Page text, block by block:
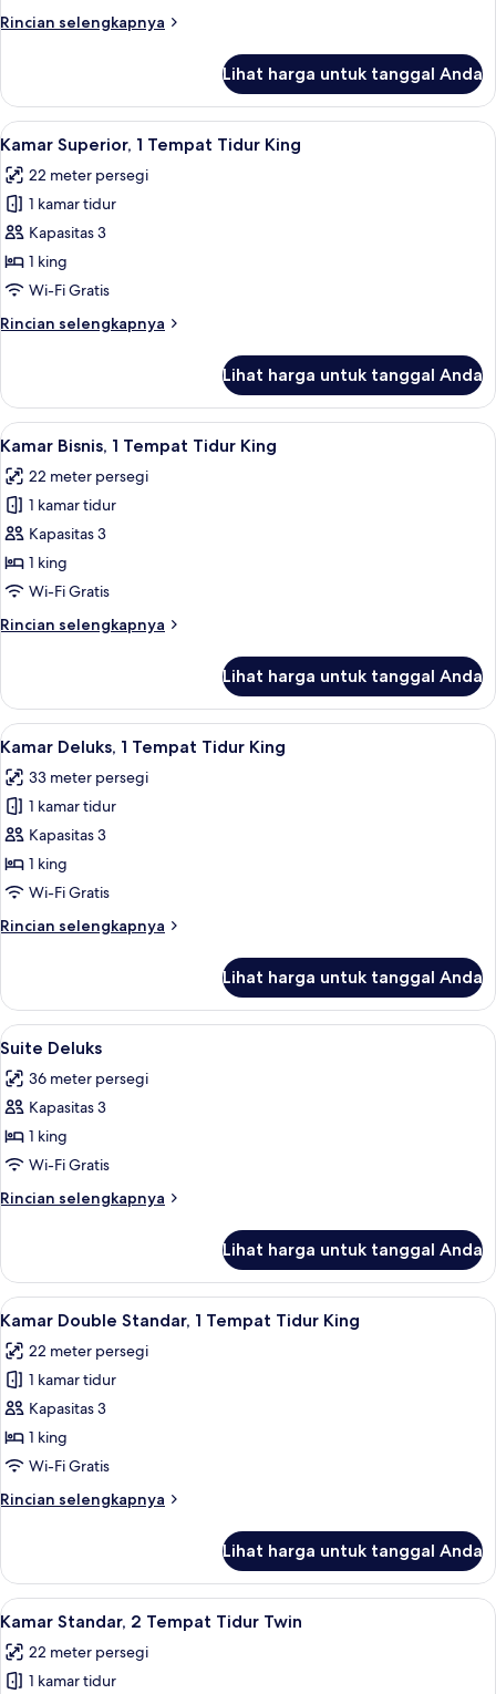
Tidur
Rincian selengkapnya
Rincian
Kamar
Superior,
2
Tidur
Twin
Lihat harga untuk tanggal Anda
Lihat
semua
foto
untuk
Kamar
Superior,
1
Tidur
Minibar, brankas, meja kerja, dan
4
Kamar Superior, 1 Tempat Tidur King
22 meter persegi
1 kamar tidur
Kapasitas 3
1 king
Wi-Fi Gratis
Rincian selengkapnya
Rincian
Kamar
Superior,
1
Tidur
King
Lihat harga untuk tanggal Anda
Lihat
semua
foto
untuk
Kamar
Bisnis,
1
Tidur
Kamar Bisnis, 1 Tempat Tidur King |
4
Kamar Bisnis, 1 Tempat Tidur King
22 meter persegi
1 kamar tidur
Kapasitas 3
1 king
Wi-Fi Gratis
Rincian selengkapnya
Rincian
Kamar
Bisnis,
1
Tidur
King
Lihat harga untuk tanggal Anda
Lihat
semua
foto
untuk
Kamar
Deluks,
1
Tidur
Kamar Deluks, 1 Tempat Tidur King |
6
Kamar Deluks, 1 Tempat Tidur King
33 meter persegi
1 kamar tidur
Kapasitas 3
1 king
Wi-Fi Gratis
Rincian selengkapnya
Rincian
Kamar
Deluks,
1
Tidur
King
Lihat harga untuk tanggal Anda
Lihat
semua
foto
untuk
Suite
Deluks
Suite Deluks | Minibar, brankas,
4
Suite Deluks
36 meter persegi
Kapasitas 3
1 king
Wi-Fi Gratis
Rincian selengkapnya
Rincian
Suite
Deluks
Lihat harga untuk tanggal Anda
Lihat
semua
foto
untuk
Kamar
Double
Standar,
Tempat
Kamar Double Standar, 1 Tempat
5
Kamar Double Standar, 1 Tempat Tidur King
22 meter persegi
1 kamar tidur
Kapasitas 3
1 king
Wi-Fi Gratis
Rincian selengkapnya
Rincian
Kamar
Double
Standar,
Tempat
Tidur
Lihat harga untuk tanggal Anda
Lihat
semua
foto
untuk
Kamar Standar, 2 Tempat Tidur
4
Kamar Standar, 2 Tempat Tidur Twin
22 meter persegi
1 kamar tidur